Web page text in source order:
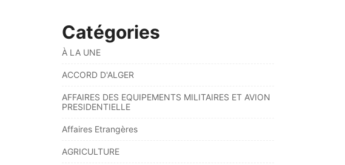
Catégories
À LA UNE
ACCORD D'ALGER
AFFAIRES DES EQUIPEMENTS MILITAIRES ET AVION
PRESIDENTIELLE
Affaires Etrangères
AGRICULTURE